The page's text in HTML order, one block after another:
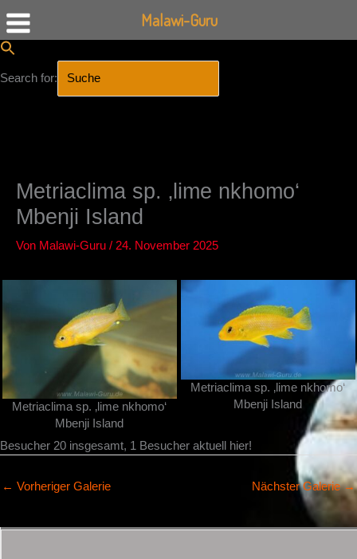
Search for:
Metriaclima sp. ‚lime nkhomo‘
Mbenji Island
Von Malawi-Guru / 24. November 2025
Metriaclima sp. ‚lime nkhomo‘
Mbenji Island
Metriaclima sp. ‚lime nkhomo‘
Mbenji Island
Besucher 20 insgesamt, 1 Besucher aktuell hier!
← Vorheriger Galerie Nächster Galerie→
Malawi-Guru